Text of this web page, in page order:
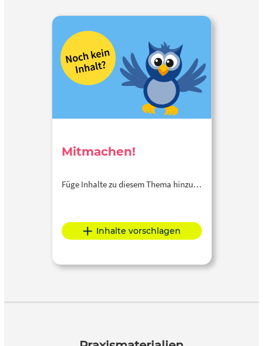
Mitmachen!
Füge Inhalte zu diesem Thema hinzu…
Inhalte vorschlagen